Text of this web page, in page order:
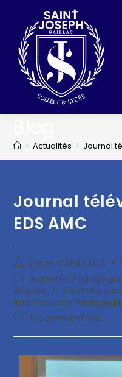
> Actualités > Journal
Journal
EDS AMC
Laure CARAVACA
Activités
Anglais / Contenu
Informations
0 commentaire